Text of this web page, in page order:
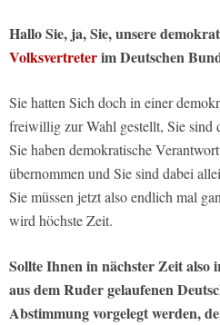
Hallo Sie, ja, Sie, unsere
Volksvertreterim Deutschen
Sie hatten Sich doch in einer
freiwillig zur Wahl gestellt, Sie sind
Sie haben demokratische
übernommen und Sie sind dabei
Sie müssen jetzt also endlich mal
wird höchste Zeit.
Sollte Ihnen in nächster Zeit also
aus dem Ruder gelaufenen
Abstimmung vorgelegt werden,